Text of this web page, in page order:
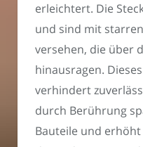
erleichtert. Die
und sind mit
versehen, die über
hinausragen.
verhindert
durch Berührung
Bauteile und